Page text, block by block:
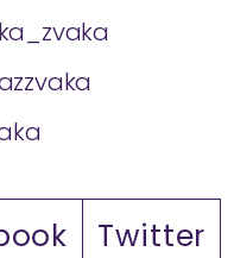
Twitter